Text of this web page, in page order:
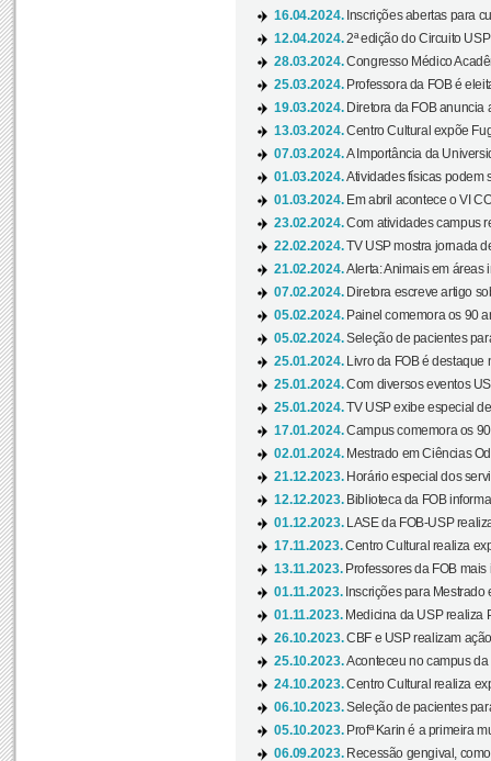
16.04.2024. Inscrições abertas para
12.04.2024.2ª edição do Circuito
28.03.2024.Congresso Médico
25.03.2024. Professora da FOB é
19.03.2024. Diretora da FOB anuncia
13.03.2024.Centro Cultural expõe
07.03.2024.A Importância da
01.03.2024.Atividades físicas podem
01.03.2024. Em abril acontece o VI
23.02.2024.Com atividades campus
22.02.2024.TV USP mostra jornada
21.02.2024.Alerta: Animais em áreas
07.02.2024. Diretora escreve artigo
05.02.2024. Painel comemora os 90
05.02.2024.Seleção de pacientes
25.01.2024.
Livro da FOB é destaque
25.01.2024.Com diversos eventos
25.01.2024.TV USP exibe especial
17.01.2024.Campus comemora os
02.01.2024. Mestrado em Ciências
21.12.2023. Horário especial dos
12.12.2023. Biblioteca da FOB
01.12.2023.
LASE da FOB-USP
17.11.2023.Centro Cultural realiza
13.11.2023. Professores da FOB
01.11.2023. Inscrições para
01.11.2023. Medicina da USP realiza
26.10.2023.CBF e USP realizam
25.10.2023.Aconteceu no campus da
24.10.2023.Centro Cultural realiza
06.10.2023.Seleção de pacientes
05.10.2023. Profª Karin é a primeira
06.09.2023. Recessão gengival,